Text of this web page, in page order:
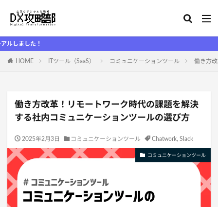
HOME ITツール（SaaS） コミュニケーションツール 働き方
働き方改革！リモートワーク時代の課題を解決
する社内コミュニケーションツールの選び方
2025年2月3日 コミュニケーションツール Chatwork, Slack
コミュニケーションツール